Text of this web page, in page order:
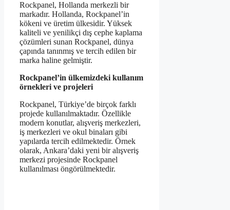
Rockpanel, Hollanda merkezli bir
markadır. Hollanda, Rockpanel’in
kökeni ve üretim ülkesidir. Yüksek
kaliteli ve yenilikçi dış cephe kaplama
çözümleri sunan Rockpanel, dünya
çapında tanınmış ve tercih edilen bir
marka haline gelmiştir.
Rockpanel’in ülkemizdeki kullanım
örnekleri ve projeleri
Rockpanel, Türkiye’de birçok farklı
projede kullanılmaktadır. Özellikle
modern konutlar, alışveriş merkezleri,
iş merkezleri ve okul binaları gibi
yapılarda tercih edilmektedir. Örnek
olarak, Ankara’daki yeni bir alışveriş
merkezi projesinde Rockpanel
kullanılması öngörülmektedir.